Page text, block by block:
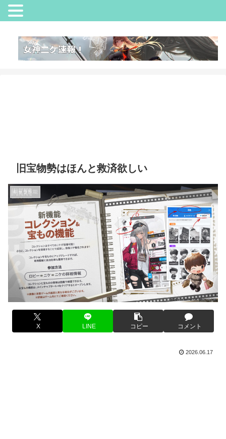
旧宝物勢はほんと救済欲しい
キャラ性能
X LINE コピー コメント
2026.06.17